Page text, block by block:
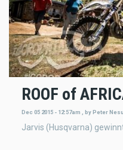
ROOF of
Dec 05 2015 - 12:57am byPeter
Jarvis (Husqvarna)